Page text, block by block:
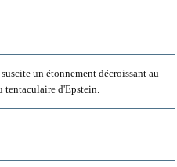
un étonnement décroissant au
tentaculaire d'Epstein.